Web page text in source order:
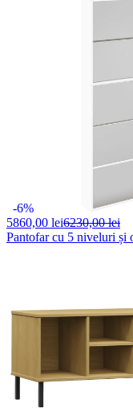
-6%
5860,00 lei6230,00 lei
Pantofar cu 5 niveluri și